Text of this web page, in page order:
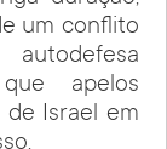
um conflito
apelos
de Israel em